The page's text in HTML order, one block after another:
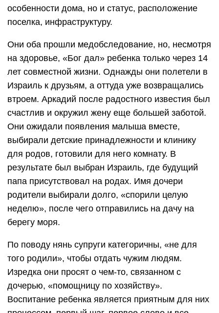
особенности дома, но и статус, расположение
поселка, инфраструктуру.
Они оба прошли медобследование, но, несмотря
на здоровье, «Бог дал» ребенка только через 14
лет совместной жизни. Однажды они полетели в
Израиль к друзьям, а оттуда уже возвращались
втроем. Аркадий после радостного известия был
счастлив и окружил жену еще большей заботой.
Они ожидали появления малыша вместе,
выбирали детские принадлежности и клинику
для родов, готовили для него комнату. В
результате был выбран Израиль, где будущий
папа присутствовал на родах. Имя дочери
родители выбирали долго, «спорили целую
неделю», после чего отправились на дачу на
берегу моря.
По поводу нянь супруги категоричны, «не для
того родили», чтобы отдать чужим людям.
Изредка они просят о чем-то, связанном с
дочерью, «помощницу по хозяйству».
Воспитание ребенка является приятным для них